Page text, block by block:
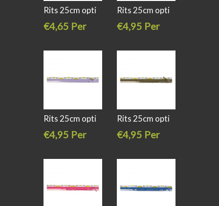
Rits 25cm opti
€4,65 Per
Rits 25cm opti
€4,95 Per
Rits 25cm opti
€4,95 Per
Rits 25cm opti
€4,95 Per